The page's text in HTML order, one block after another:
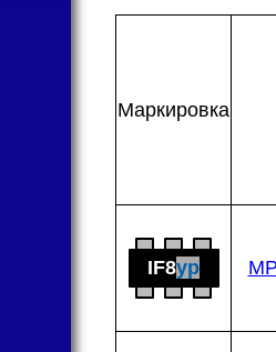
Мар­ки­ров­ка
IF8yp